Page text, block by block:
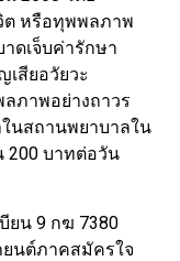
ต หรือทุพพลภาพ
ดเจ็บค่ารักษา
สียอวัยวะ
ภาพอย่างถาวร
นสถานพยาบาลใน
200 บาทต่อวัน
ยน 9 กฆ 7380
นต์ภาคสมัครใจ